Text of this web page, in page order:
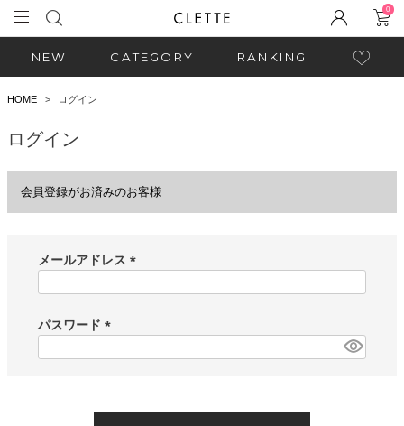
0
NEW CATEGORY RANKING
HOME ログイン
ログイン
会員登録がお済みのお客様
メールアドレス
)
パスワード